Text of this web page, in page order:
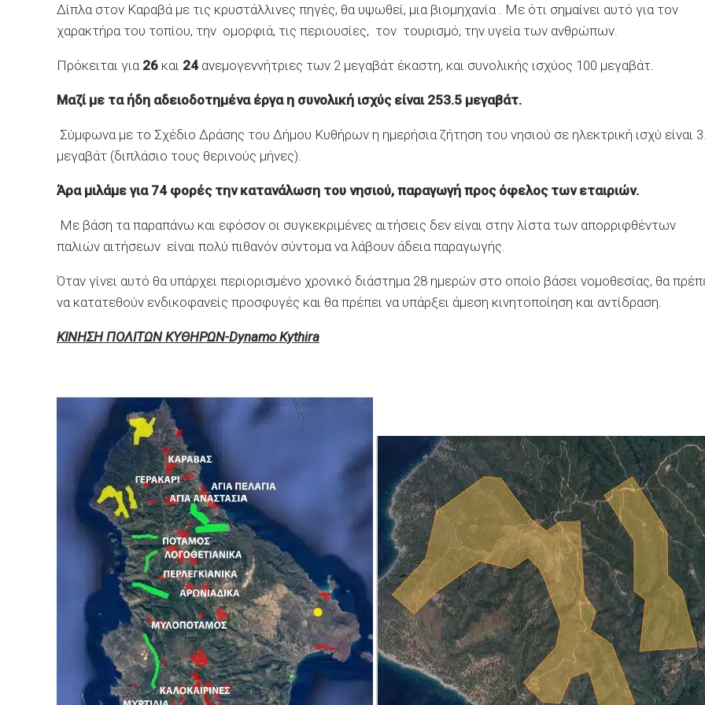
Δίπλα στον Καραβά με τις κρυστάλλινες πηγές, θα υψωθεί, μια βιομηχανία . Με ότι σημαίνει αυτό για τον
χαρακτήρα του τοπίου, την ομορφιά, τις περιουσίες, τον τουρισμό, την υγεία των ανθρώπων.
Πρόκειται για 26 και 24 ανεμογεννήτριες των 2 μεγαβάτ έκαστη, και συνολικής ισχύος 100 μεγαβάτ.
Μαζί με τα ήδη αδειοδοτημένα έργα η συνολική ισχύς είναι 253.5 μεγαβάτ.
Σύμφωνα με το Σχέδιο Δράσης του Δήμου Κυθήρων η ημερήσια ζήτηση του νησιού σε ηλεκτρική ισχύ είναι
μεγαβάτ (διπλάσιο τους θερινούς μήνες).
Άρα μιλάμε για 74 φορές την κατανάλωση του νησιού, παραγωγή προς όφελος των εταιριών.
Με βάση τα παραπάνω και εφόσον οι συγκεκριμένες αιτήσεις δεν είναι στην λίστα των απορριφθέντων
παλιών αιτήσεων είναι πολύ πιθανόν σύντομα να λάβουν άδεια παραγωγής.
Όταν γίνει αυτό θα υπάρχει περιορισμένο χρονικό διάστημα 28 ημερών στο οποίο βάσει νομοθεσίας, θα
να κατατεθούν ενδικοφανείς προσφυγές και θα πρέπει να υπάρξει άμεση κινητοποίηση και αντίδραση.
ΚΙΝΗΣΗ ΠΟΛΙΤΩΝ ΚΥΘΗΡΩΝ-Dynamo Kythira